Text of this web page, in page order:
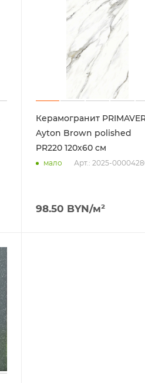
Керамогранит
Ayton Brown polished
PR220 120х60 см
мало Арт.: 2025-
98.50 BYN/м²